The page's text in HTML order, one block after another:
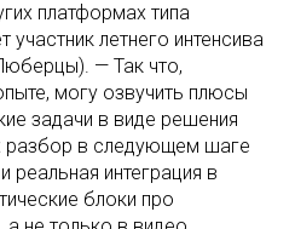
платформах типа
летнего интенсива
— Так что,
могу озвучить плюсы
задачи в виде решения
разбор в следующем шаге
реальная интеграция в
блоки про